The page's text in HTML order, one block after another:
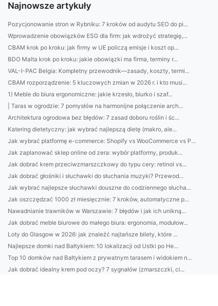
Najnowsze artykuły
Pozycjonowanie stron w Rybniku: 7 kroków od audytu SEO do pi...
Wprowadzenie obowiązków ESG dla firm: jak wdrożyć strategię,...
CBAM krok po kroku: jak firmy w UE policzą emisje i koszt op...
BDO Malta krok po kroku: jakie obowiązki ma firma, terminy r...
VAL-I-PAC Belgia: Kompletny przewodnik—zasady, koszty, termi...
CBAM rozporządzenie: 5 kluczowych zmian w 2026 r. i kto musi...
1) Meble do biura ergonomiczne: jakie krzesło, biurko i szaf...
| Taras w ogrodzie: 7 pomysłów na harmonijne połączenie arch...
Architektura ogrodowa bez błędów: 7 zasad doboru roślin i śc...
Katering dietetyczny: jak wybrać najlepszą dietę (makro, ale...
Jak wybrać platformę e-commerce: Shopify vs WooCommerce vs P...
Jak zaplanować sklep online od zera: wybór platformy, produk...
Jak dobrać krem przeciwzmarszczkowy do typu cery: retinol vs...
Jak dobrać głośniki i słuchawki do słuchania muzyki? Przewod...
Jak wybrać najlepsze słuchawki douszne do codziennego słucha...
Jak oszczędzać 1000 zł miesięcznie: 7 kroków, automatyczne p...
Nawadnianie trawników w Warszawie: 7 błędów i jak ich unikną...
Jak dobrać meble biurowe do małego biura: ergonomia, modułow...
Loty do Glasgow w 2026: jak znaleźć najtańsze bilety, które ...
Najlepsze domki nad Bałtykiem: 10 lokalizacji od Ustki po He...
Top 10 domków nad Bałtykiem z prywatnym tarasem i widokiem n...
Jak dobrać idealny krem pod oczy? 7 sygnałów (zmarszczki, ci...